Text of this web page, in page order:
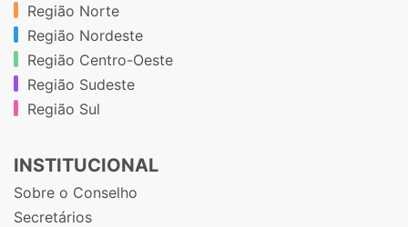
Região Norte
Região Nordeste
Região Centro-Oeste
Região Sudeste
Região Sul
INSTITUCIONAL
Sobre o Conselho
Secretários